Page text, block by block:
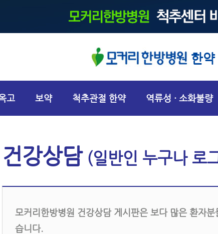
한약
고 보약 척추관절 한약 역류성 · 소화불량
건강상담(일반인 누구나 로
모커리한방병원 건강상담 게시판은 보다 많은 환자
습니다.